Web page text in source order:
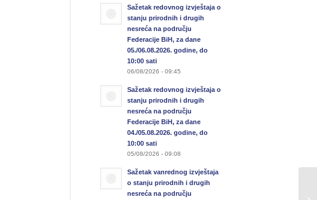
Sažetak redovnog izvještaja o
stanju prirodnih i drugih
nesreća na području
Federacije BiH, za dane
05./06.08.2026. godine, do
10:00 sati
06/08/2026 - 09:45
Sažetak redovnog izvještaja o
stanju prirodnih i drugih
nesreća na području
Federacije BiH, za dane
04./05.08.2026. godine, do
10:00 sati
05/08/2026 - 09:08
Sažetak vanrednog izvještaja
o stanju prirodnih i drugih
nesreća na području